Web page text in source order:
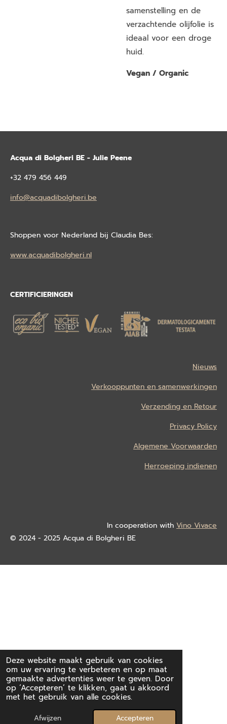
Deze website maakt gebruik van cookies
om uw ervaring te verbeteren en op maat
gemaakte advertenties weer te geven. Door
op ‘Accepteren’ te klikken, gaat u akkoord
met het gebruik van alle cookies.
Afwijzen Accepteren
samenstelling en de
verzachtende olijfolie is
ideaal voor een droge
huid.
Vegan / Organic
Acqua di Bolgheri BE - Julie Peene
+32 479 456 449
info@acquadibolgheri.be
Shoppen voor Nederland bij Claudia Bes:
www.acquadibolgheri.nl
CERTIFICIERINGEN
Nieuws
Verkooppunten en samenwerkingen
Verzending en Retour
Privacy Policy
Algemene Voorwaarden
Herroeping indienen
In cooperation with Vino Vivace
© 2024 - 2025 Acqua di Bolgheri BE